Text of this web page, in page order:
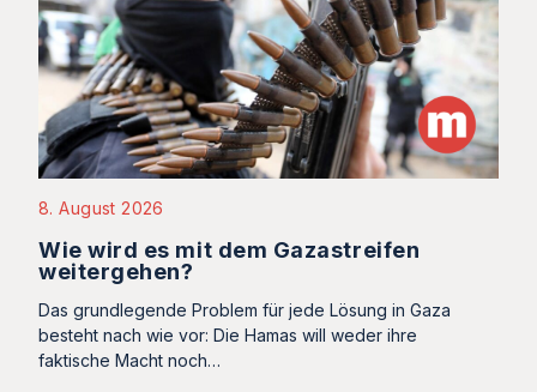
8. August 2026
Wie wird es mit dem Gazastreifen
weitergehen?
Das grundlegende Problem für jede Lösung in Gaza
besteht nach wie vor: Die Hamas will weder ihre
faktische Macht noch…